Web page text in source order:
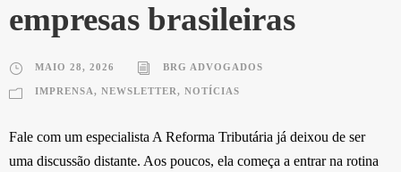
empresas brasileiras
MAIO 28, 2026 BRG ADVOGADOS
IMPRENSA, NEWSLETTER, NOTÍCIAS
Fale com um especialista A Reforma Tributária já deixou de ser
uma discussão distante. Aos poucos, ela começa a entrar na rotina